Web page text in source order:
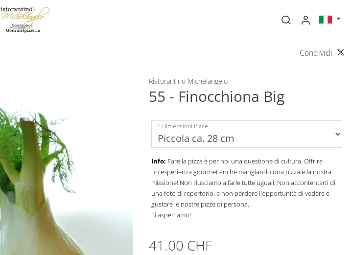
Condividi
Ristorantino Michelangelo
55 - Finocchiona Big
Dimensioni Pizze
Info: Fare la pizza è per noi una questione di cultura. Offrire
un'esperienza gourmet anche mangiando una pizza è la nostra
missione! Non riusciamo a farle tutte uguali! Non accontentarti di
una foto di repertorio, e non perdere l'opportunità di vedere e
gustare le nostre pizze di persona.
Ti aspettiamo!
41.00 CHF